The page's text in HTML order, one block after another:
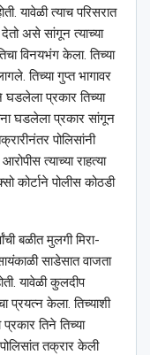
यावेळी त्याच परिसरात
देतो असे सांगून त्याच्या
विनयभंग केला. तिच्या
तिच्या गुप्त भागावर
प्रकार तिच्या
घडलेला प्रकार सांगून
पोलिसांनी
त्याच्या राहत्या
कोर्टाने पोलीस कोठडी
बळीत मुलगी मिरा-
साडेसात वाजता
यावेळी कुलदीप
प्रयत्न केला. तिच्याशी
तिने तिच्या
पोलिसांत तक्रार केली